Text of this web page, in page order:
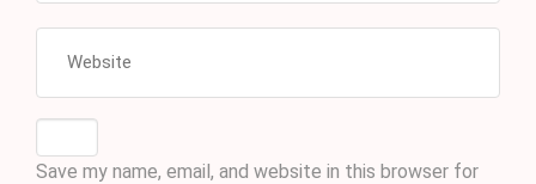
Save my name, email, and website in this browser for